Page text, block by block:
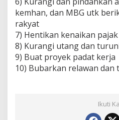
kemhan, dan MBG utk
rakyat
7) Hentikan kenaikan pajak
8) Kurangi utang dan
9) Buat proyek padat kerja
10) Bubarkan relawan dan
Ikuti